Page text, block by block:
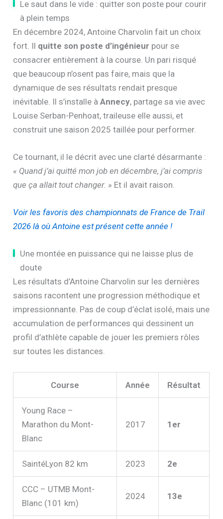
Le saut dans le vide : quitter son poste pour courir
à plein temps
En décembre 2024, Antoine Charvolin fait un choix
fort. Il quitte son poste d’ingénieur pour se
consacrer entièrement à la course. Un pari risqué
que beaucoup n’osent pas faire, mais que la
dynamique de ses résultats rendait presque
inévitable. Il s’installe àAnnecy, partage sa vie avec
Louise Serban-Penhoat, traileuse elle aussi, et
construit une saison 2025 taillée pour performer.
Ce tournant, il le décrit avec une clarté désarmante :
« Quand j’ai quitté mon job en décembre, j’ai compris
que ça allait tout changer. » Et il avait raison.
Voir les favoris des championnats de France de Trail
2026 là où Antoine est présent cette année !
Une montée en puissance qui ne laisse plus de
doute
Les résultats d’Antoine Charvolin sur les dernières
saisons racontent une progression méthodique et
impressionnante. Pas de coup d’éclat isolé, mais une
accumulation de performances qui dessinent un
profil d’athlète capable de jouer les premiers rôles
sur toutes les distances.
Course Année Résultat
Young Race –
Marathon du Mont-
Blanc
2017 1er
SaintéLyon 82 km 2023 2e
CCC – UTMB Mont-
Blanc (101 km)
2024 13e